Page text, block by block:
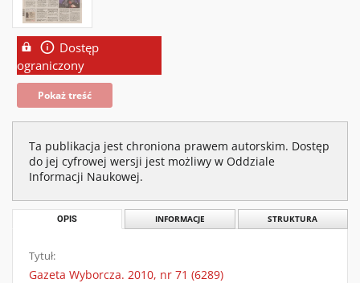
Dostęp
ograniczony
Pokaż treść
Ta publikacja jest chroniona prawem autorskim. Dostęp
do jej cyfrowej wersji jest możliwy w Oddziale
Informacji Naukowej.
OPIS INFORMACJE STRUKTURA
Tytuł:
Gazeta Wyborcza. 2010, nr 71 (6289)